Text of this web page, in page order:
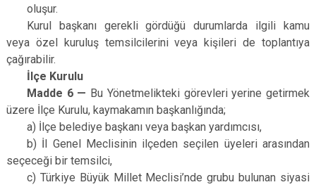
oluşur.
Kurul başkanı gerekli gördüğü durumlarda ilgili kamu
veya özel kuruluş temsilcilerini veya kişileri de toplantıya
çağırabilir.
İlçe Kurulu
Madde 6 — Bu Yönetmelikteki görevleri yerine getirmek
üzere İlçe Kurulu, kaymakamın başkanlığında;
a) İlçe belediye başkanı veya başkan yardımcısı,
b) İl Genel Meclisinin ilçeden seçilen üyeleri arasından
seçeceği bir temsilci,
c) Türkiye Büyük Millet Meclisi’nde grubu bulunan siyasi